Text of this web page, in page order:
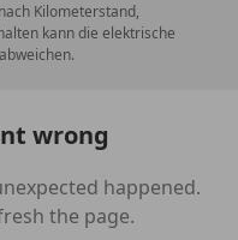
Kilometerstand,
kann die elektrische
wrong
happened.
the page.